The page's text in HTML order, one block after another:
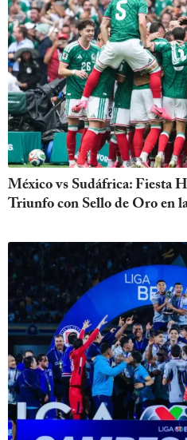
México vs Sudáfrica: Fiesta
Triunfo con Sello de Oro en